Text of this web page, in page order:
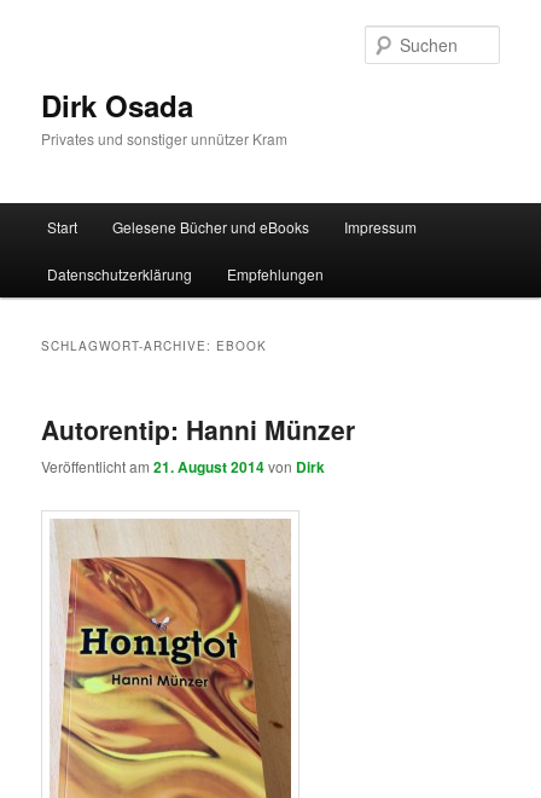
Dirk Osada
Privates und sonstiger unnützer Kram
Start Gelesene Bücher und eBooks Impressum
Datenschutzerklärung Empfehlungen
SCHLAGWORT-ARCHIVE: EBOOK
Autorentip: Hanni Münzer
Veröffentlicht am21. August 2014von Dirk